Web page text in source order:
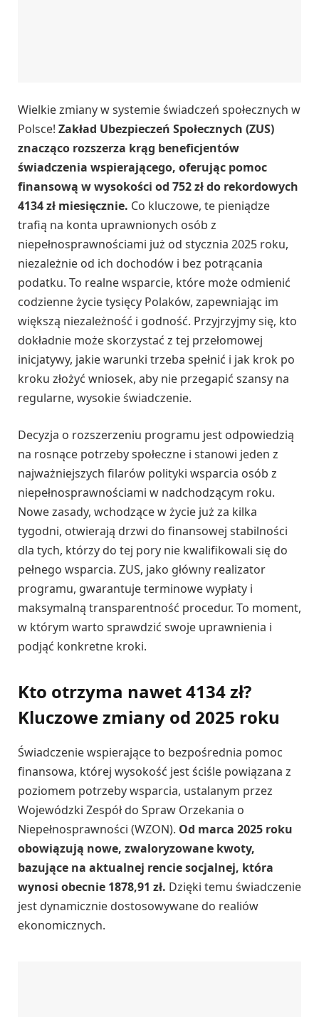
Wielkie zmiany w systemie świadczeń społecznych w
Polsce! Zakład Ubezpieczeń Społecznych (ZUS)
znacząco rozszerza krąg beneficjentów
świadczenia wspierającego, oferując pomoc
finansową w wysokości od 752 zł do rekordowych
4134 zł miesięcznie. Co kluczowe, te pieniądze
trafią na konta uprawnionych osób z
niepełnosprawnościami już od stycznia 2025 roku,
niezależnie od ich dochodów i bez potrącania
podatku. To realne wsparcie, które może odmienić
codzienne życie tysięcy Polaków, zapewniając im
większą niezależność i godność. Przyjrzyjmy się, kto
dokładnie może skorzystać z tej przełomowej
inicjatywy, jakie warunki trzeba spełnić i jak krok po
kroku złożyć wniosek, aby nie przegapić szansy na
regularne, wysokie świadczenie.
Decyzja o rozszerzeniu programu jest odpowiedzią
na rosnące potrzeby społeczne i stanowi jeden z
najważniejszych filarów polityki wsparcia osób z
niepełnosprawnościami w nadchodzącym roku.
Nowe zasady, wchodzące w życie już za kilka
tygodni, otwierają drzwi do finansowej stabilności
dla tych, którzy do tej pory nie kwalifikowali się do
pełnego wsparcia. ZUS, jako główny realizator
programu, gwarantuje terminowe wypłaty i
maksymalną transparentność procedur. To moment,
w którym warto sprawdzić swoje uprawnienia i
podjąć konkretne kroki.
Kto otrzyma nawet 4134 zł?
Kluczowe zmiany od 2025 roku
Świadczenie wspierające to bezpośrednia pomoc
finansowa, której wysokość jest ściśle powiązana z
poziomem potrzeby wsparcia, ustalanym przez
Wojewódzki Zespół do Spraw Orzekania o
Niepełnosprawności (WZON). Od marca 2025 roku
obowiązują nowe, zwaloryzowane kwoty,
bazujące na aktualnej rencie socjalnej, która
wynosi obecnie 1878,91 zł. Dzięki temu świadczenie
jest dynamicznie dostosowywane do realiów
ekonomicznych.